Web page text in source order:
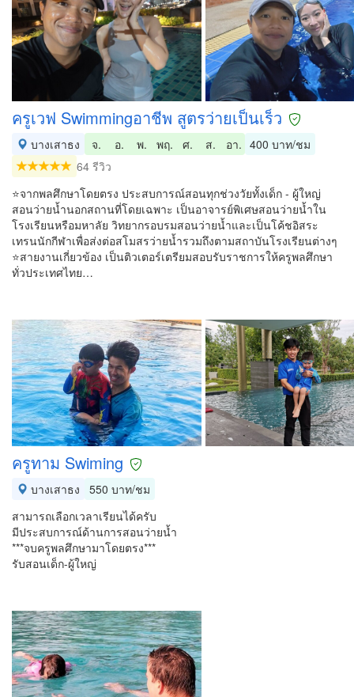
ครูเวฟ Swimmingอาชีพ สูตรว่ายเป็นเร็ว
บางเสาธง จ. อ. พ. พฤ. ศ. ส. อา. 400 บาท/ชม
64 รีวิว
⭐จากพลศึกษาโดยตรง ประสบการณ์สอนทุกช่วงวัยทั้งเด็ก - ผู้ใหญ่
สอนว่ายน้ำนอกสถานที่โดยเฉพาะ เป็นอาจารย์พิเศษสอนว่ายน้ำใน
โรงเรียนหรือมหาลัย วิทยากรอบรมสอนว่ายน้ำและเป็นโค้ชอิสระ
เทรนนักกีฬาเพื่อส่งต่อสโมสรว่ายน้ำรวมถึงตามสถาบันโรงเรียนต่างๆ
⭐สายงานเกี่ยวข้อง เป็นติวเตอร์เตรียมสอบรับราชการให้ครูพลศึกษา
ทั่วประเทศไทย…
ครูทาม Swiming
บางเสาธง
550 บาท/ชม
สามารถเลือกเวลาเรียนได้ครับ
มีประสบการณ์ด้านการสอนว่ายน้ำ
***จบครูพลศึกษามาโดยตรง***
รับสอนเด็ก-ผู้ใหญ่